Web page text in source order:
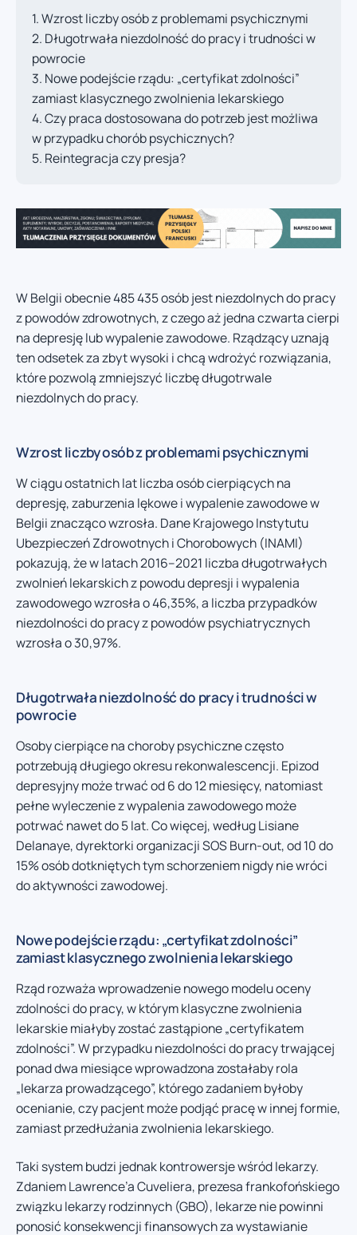
Wzrost liczby osób z problemami psychicznymi
Długotrwała niezdolność do pracy i trudności w
powrocie
Nowe podejście rządu: „certyfikat zdolności”
zamiast klasycznego zwolnienia lekarskiego
Czy praca dostosowana do potrzeb jest możliwa
w przypadku chorób psychicznych?
Reintegracja czy presja?
W Belgii obecnie 485 435 osób jest niezdolnych do pracy
z powodów zdrowotnych, z czego aż jedna czwarta cierpi
na depresję lub wypalenie zawodowe. Rządzący uznają
ten odsetek za zbyt wysoki i chcą wdrożyć rozwiązania,
które pozwolą zmniejszyć liczbę długotrwale
niezdolnych do pracy.
Wzrost liczby osób z problemami psychicznymi
W ciągu ostatnich lat liczba osób cierpiących na
depresję, zaburzenia lękowe i wypalenie zawodowe w
Belgii znacząco wzrosła. Dane Krajowego Instytutu
Ubezpieczeń Zdrowotnych i Chorobowych (INAMI)
pokazują, że w latach 2016–2021 liczba długotrwałych
zwolnień lekarskich z powodu depresji i wypalenia
zawodowego wzrosła o 46,35%, a liczba przypadków
niezdolności do pracy z powodów psychiatrycznych
wzrosła o 30,97%.
Długotrwała niezdolność do pracy i trudności w
powrocie
Osoby cierpiące na choroby psychiczne często
potrzebują długiego okresu rekonwalescencji. Epizod
depresyjny może trwać od 6 do 12 miesięcy, natomiast
pełne wyleczenie z wypalenia zawodowego może
potrwać nawet do 5 lat. Co więcej, według Lisiane
Delanaye, dyrektorki organizacji SOS Burn-out, od 10 do
15% osób dotkniętych tym schorzeniem nigdy nie wróci
do aktywności zawodowej.
Nowe podejście rządu: „certyfikat zdolności”
zamiast klasycznego zwolnienia lekarskiego
Rząd rozważa wprowadzenie nowego modelu oceny
zdolności do pracy, w którym klasyczne zwolnienia
lekarskie miałyby zostać zastąpione „certyfikatem
zdolności”. W przypadku niezdolności do pracy trwającej
ponad dwa miesiące wprowadzona zostałaby rola
„lekarza prowadzącego”, którego zadaniem byłoby
ocenianie, czy pacjent może podjąć pracę w innej formie,
zamiast przedłużania zwolnienia lekarskiego.
Taki system budzi jednak kontrowersje wśród lekarzy.
Zdaniem Lawrence’a Cuveliera, prezesa frankofońskiego
związku lekarzy rodzinnych (GBO), lekarze nie powinni
ponosić konsekwencji finansowych za wystawianie